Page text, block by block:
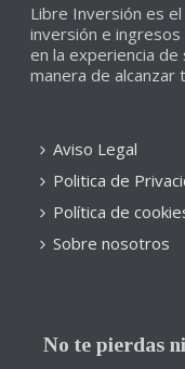
Libre Inversión es
inversión e
en la experiencia
manera de alcanzar
Aviso Legal
Politica de
Política de
Sobre nosotros
No te pierdas